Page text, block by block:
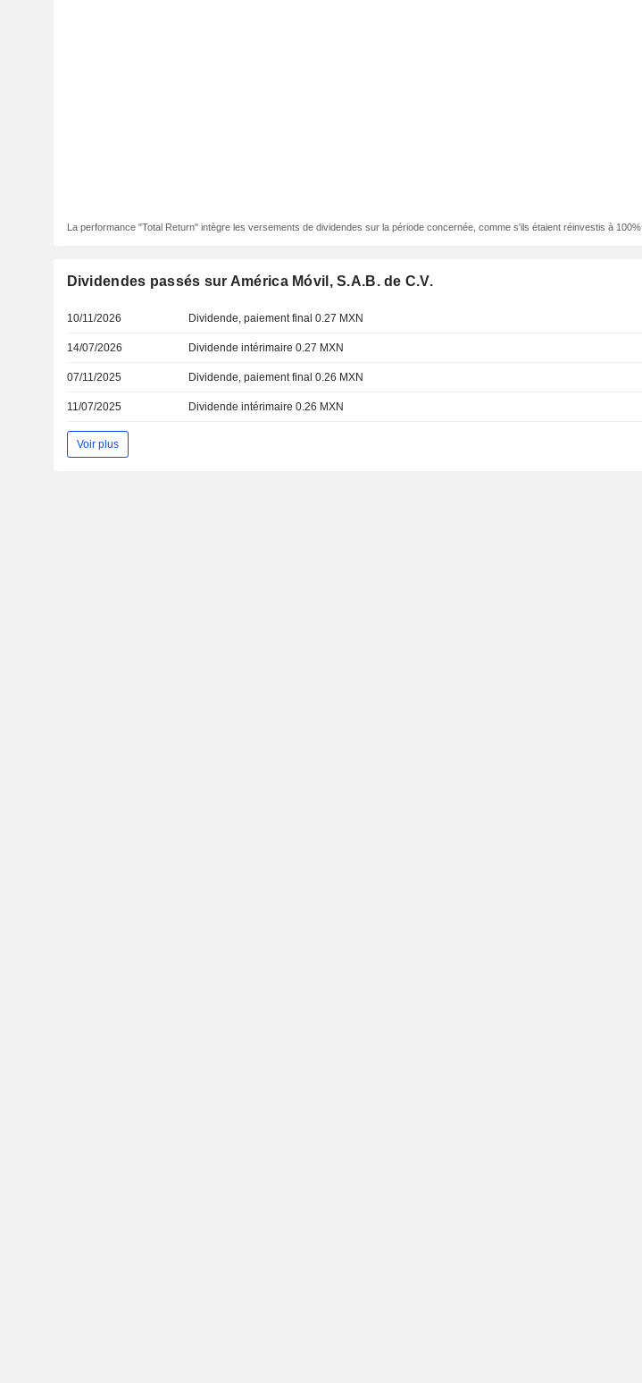
La performance "Total Return" intègre les versements de dividendes sur la période concernée, comme s'ils étaient réinvestis à 100%.
Dividendes passés sur América Móvil, S.A.B. de C.V.
10/11/2026 Dividende, paiement final 0.27 MXN
14/07/2026 Dividende intérimaire 0.27 MXN
07/11/2025 Dividende, paiement final 0.26 MXN
11/07/2025 Dividende intérimaire 0.26 MXN
Voir plus